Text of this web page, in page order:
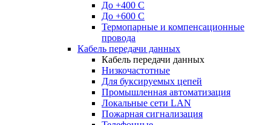
До +400 C
До +600 С
Термопарные и компенсационные
провода
Кабель передачи данных
Кабель передачи данных
Низкочастотные
Для буксируемых цепей
Промышленная автоматизация
Локальные сети LAN
Пожарная сигнализация